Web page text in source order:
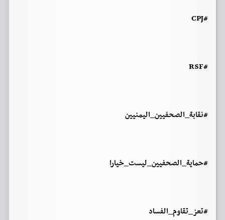
#CPJ
#RSF
#نقابة_الصحفيين_اليمنيين
#حماية_الصحفيين_ليست_خيارا
#تعز_تقاوم_الفساد